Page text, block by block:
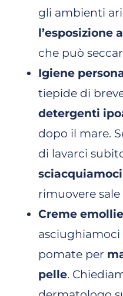
gli ambienti
l’esposizione
che può
Igiene
tiepide di
detergenti
dopo il mare.
di lavarci
sciacquiamoci
rimuovere sale
Creme
pomate per
pelle.